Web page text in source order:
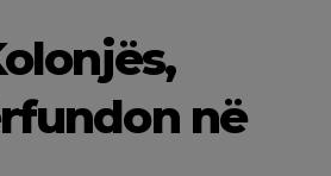
në